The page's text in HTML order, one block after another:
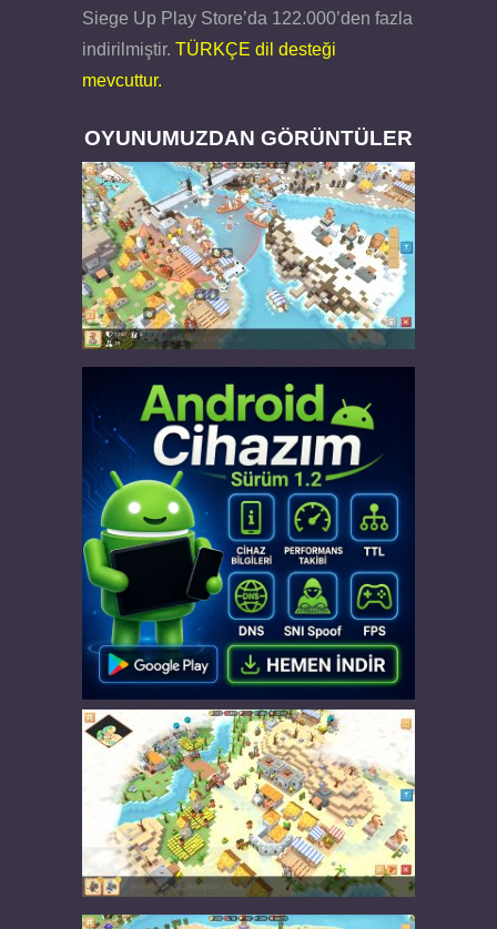
Siege Up Play Store’da 122.000’den fazla
indirilmiştir. TÜRKÇE dil desteği
mevcuttur.
OYUNUMUZDAN GÖRÜNTÜLER